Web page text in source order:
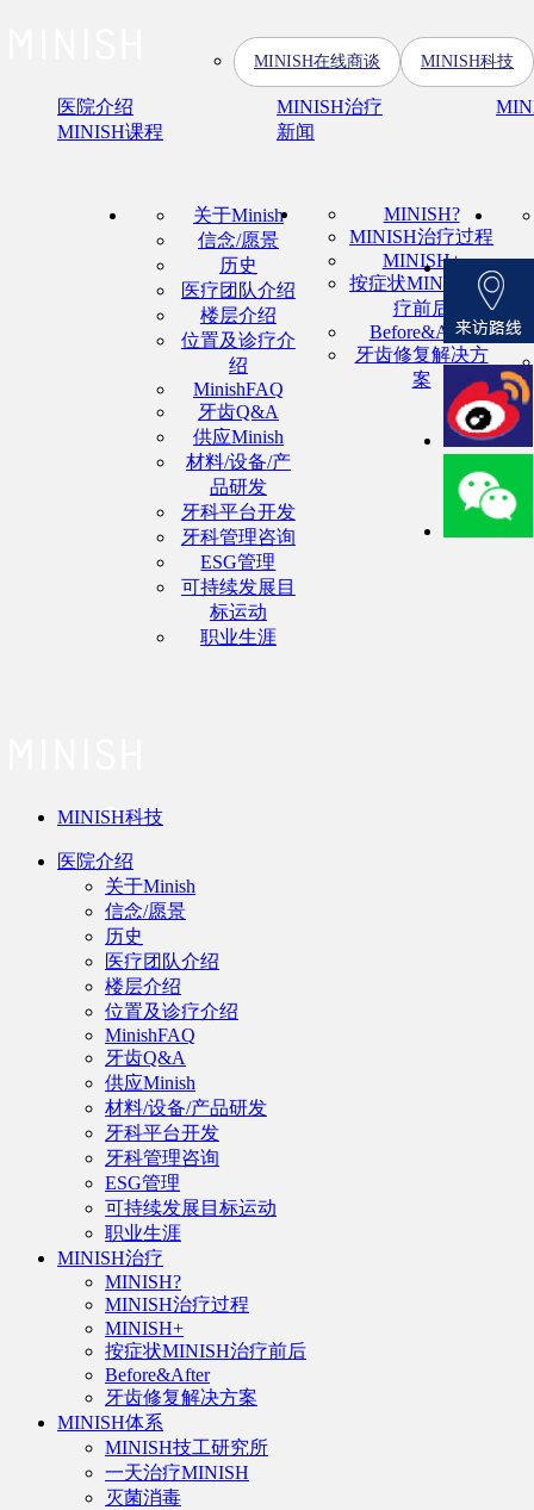
医院介绍 MINISH治疗
MINISH课程
新闻
MINISH在线商谈 MINISH科技
关于Minish
信念/愿景
历史
医疗团队介绍
楼层介绍
位置及诊疗介
绍
MinishFAQ
牙齿Q&A
供应Minish
材料/设备/产
品研发
牙科平台开发
牙科管理咨询
ESG管理
可持续发展目
标运动
职业生涯
MINISH?
MINISH治疗过程
MINISH+
按症状MINISH治
疗前后
Before&After
牙齿修复解决方
案
MINISH科技
医院介绍
关于Minish
信念/愿景
历史
医疗团队介绍
楼层介绍
位置及诊疗介绍
MinishFAQ
牙齿Q&A
供应Minish
材料/设备/产品研发
牙科平台开发
牙科管理咨询
ESG管理
可持续发展目标运动
职业生涯
MINISH治疗
MINISH?
MINISH治疗过程
MINISH+
按症状MINISH治疗前后
Before&After
牙齿修复解决方案
MINISH体系
MINISH技工研究所
一天治疗MINISH
灭菌消毒